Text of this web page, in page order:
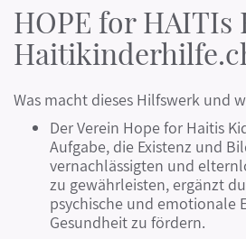
HOPE for HAITIs
Was macht dieses Hilfswerk und
Der Verein Hope for Haitis
Aufgabe, die Existenz und
vernachlässigten und
zu gewährleisten, ergänzt
psychische und emotionale
Gesundheit zu fördern.